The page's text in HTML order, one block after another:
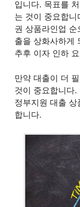
입니다. 목표를
는 것이 중요합
권 상품라인업 순
출을 상화사하게
추후 이자 인하
만약 대출이 더
것이 중요합니다
정부지원 대출
합니다.